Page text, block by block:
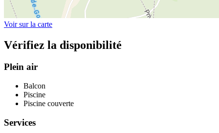
Voir sur la carte
Vérifiez la disponibilité
Plein air
Balcon
Piscine
Piscine couverte
Services